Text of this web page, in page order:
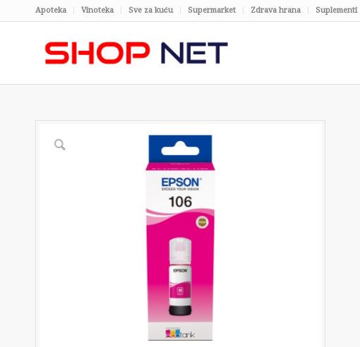
Apoteka Vinoteka Sve za kuću Supermarket Zdrava hrana Suplementi